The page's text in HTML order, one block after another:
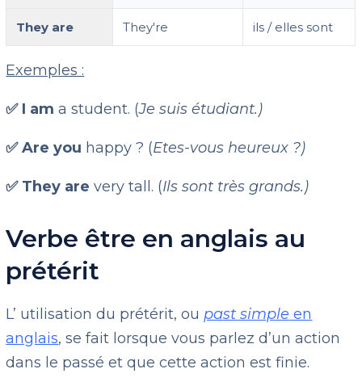
They are They're ils / elles sont
Exemples :
✅ I am a student. (Je suis étudiant.)
✅ Are you happy ? (Etes-vous heureux ?)
✅ They are very tall. (Ils sont très grands.)
Verbe être en anglais au
prétérit
L’ utilisation du prétérit, ou past simple en
anglais, se fait lorsque vous parlez d’un action
dans le passé et que cette action est finie.